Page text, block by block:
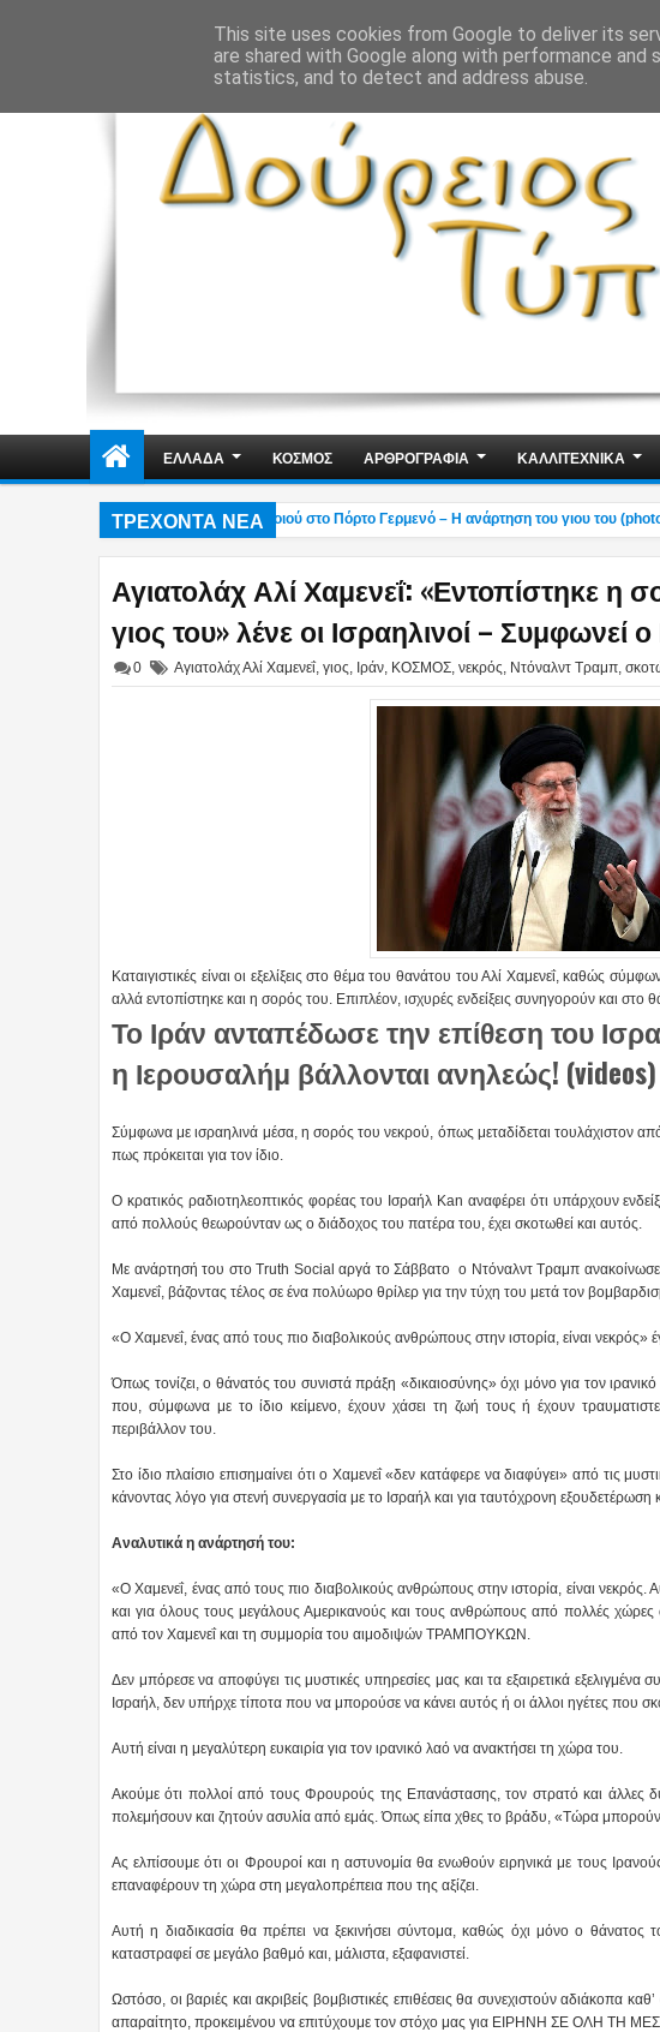
ΕΛΛΑΔΑ ΚΟΣΜΟΣ ΑΡΘΡΟΓΡΑΦΙΑ ΚΑΛΛΙΤΕΧΝΙΚΑ
ΤΡΕΧΟΝΤΑ ΝΕΑ
Στάχτη το εξοχικό του ηθοποιού στο Πόρτο Γερμενό – Η ανάρτηση του γιου του (photo)
Αγιατολάχ Αλί Χαμενεΐ: «Εντοπίστηκε η
γιος του» λένε οι Ισραηλινοί – Συμφωνεί
0 Αγιατολάχ Αλί Χαμενεΐ, γιος Ιράν ΚΟΣΜΟΣ νεκρός Ντόναλντ Τραμπ
Καταιγιστικές είναι οι εξελίξεις στο θέμα του θανάτου του Αλί Χαμενεΐ, καθώς
αλλά εντοπίστηκε και η σορός του. Επιπλέον, ισχυρές ενδείξεις συνηγορούν και στο
Το Ιράν ανταπέδωσε την επίθεση του
η Ιερουσαλήμ βάλλονται ανηλεώς! (videos)
Σύμφωνα με ισραηλινά μέσα, η σορός του νεκρού, όπως μεταδίδεται τουλάχιστον από
πως πρόκειται για τον ίδιο.
Ο κρατικός ραδιοτηλεοπτικός φορέας του Ισραήλ Kan αναφέρει ότι υπάρχουν
από πολλούς θεωρούνταν ως ο διάδοχος του πατέρα του, έχει σκοτωθεί και αυτός.
Με ανάρτησή του στο Truth Social αργά το Σάββατο ο Ντόναλντ Τραμπ ανακοίνωσε
Χαμενεΐ, βάζοντας τέλος σε ένα πολύωρο θρίλερ για την τύχη του μετά τον
«Ο Χαμενεΐ, ένας από τους πιο διαβολικούς ανθρώπους στην ιστορία, είναι νεκρός»
Όπως τονίζει, ο θάνατός του συνιστά πράξη «δικαιοσύνης» όχι μόνο για τον
που, σύμφωνα με το ίδιο κείμενο, έχουν χάσει τη ζωή τους ή έχουν
περιβάλλον του.
Στο ίδιο πλαίσιο επισημαίνει ότι ο Χαμενεΐ «δεν κατάφερε να διαφύγει» από τις
κάνοντας λόγο για στενή συνεργασία με το Ισραήλ και για ταυτόχρονη εξουδετέρωση
Αναλυτικά η ανάρτησή του:
«Ο Χαμενεΐ, ένας από τους πιο διαβολικούς ανθρώπους στην ιστορία, είναι νεκρός.
και για όλους τους μεγάλους Αμερικανούς και τους ανθρώπους από πολλές
από τον Χαμενεΐ και τη συμμορία του αιμοδιψών ΤΡΑΜΠΟΥΚΩΝ.
Δεν μπόρεσε να αποφύγει τις μυστικές υπηρεσίες μας και τα εξαιρετικά
Ισραήλ, δεν υπήρχε τίποτα που να μπορούσε να κάνει αυτός ή οι άλλοι ηγέτες που
Αυτή είναι η μεγαλύτερη ευκαιρία για τον ιρανικό λαό να ανακτήσει τη χώρα του.
Ακούμε ότι πολλοί από τους Φρουρούς της Επανάστασης, τον στρατό και άλλες
πολεμήσουν και ζητούν ασυλία από εμάς. Όπως είπα χθες το βράδυ, «Τώρα
Ας ελπίσουμε ότι οι Φρουροί και η αστυνομία θα ενωθούν ειρηνικά με τους
επαναφέρουν τη χώρα στη μεγαλοπρέπεια που της αξίζει.
Αυτή η διαδικασία θα πρέπει να ξεκινήσει σύντομα, καθώς όχι μόνο ο
καταστραφεί σε μεγάλο βαθμό και, μάλιστα, εξαφανιστεί.
Ωστόσο, οι βαριές και ακριβείς βομβιστικές επιθέσεις θα συνεχιστούν αδιάκοπα
απαραίτητο, προκειμένου να επιτύχουμε τον στόχο μας για ΕΙΡΗΝΗ ΣΕ ΟΛΗ
This site uses cookies from Google to deliver its
are shared with Google along with performance
statistics, and to detect and address abuse.